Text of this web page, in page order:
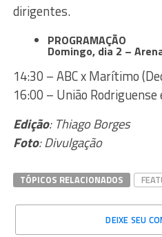
dirigentes.
PROGRAMAÇÃO
Domingo, dia 2 –
14:30 – ABC x Marítimo
16:00 – União Rodriguense
Edição: Thiago Borges
Foto: Divulgação
TÓPICOS RELACIONADOS
DEIXE SEU